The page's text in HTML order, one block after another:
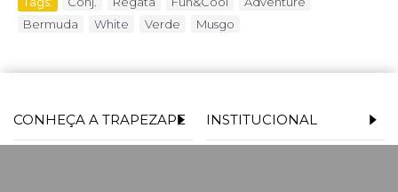
Bermuda
White Verde Musgo
CONHEÇA A TRAPEZAPE INSTITUCIONAL